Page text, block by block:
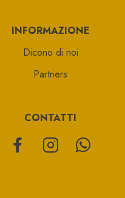
INFORMAZIONE
Dicono di noi
Partners
CONTATTI